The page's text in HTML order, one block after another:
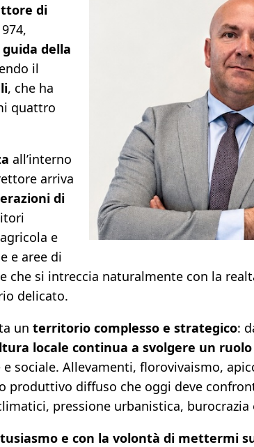
di
guida della
il
, che ha
quattro
all’interno
arriva
di
e
e aree di
che si intreccia naturalmente con la
delicato.
un territorio complesso e strategico:
locale continua a svolgere un
sociale. Allevamenti, florovivaismo,
produttivo diffuso che oggi deve
pressione urbanistica, burocrazia
e con la volontà di mettermi